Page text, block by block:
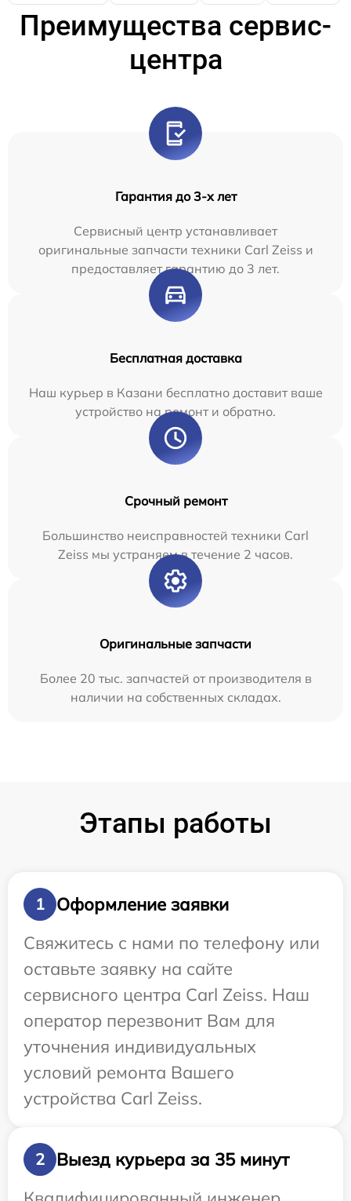
Преимущества сервис-
центра
Гарантия до 3-х лет
Сервисный центр устанавливает
оригинальные запчасти техники Carl Zeiss и
предоставляет гарантию до 3 лет.
Бесплатная доставка
Наш курьер в Казани бесплатно доставит ваше
устройство на ремонт и обратно.
Срочный ремонт
Большинство неисправностей техники Carl
Zeiss мы устраняем в течение 2 часов.
Оригинальные запчасти
Более 20 тыс. запчастей от производителя в
наличии на собственных складах.
Этапы работы
1
Оформление заявки
Свяжитесь с нами по телефону или
оставьте заявку на сайте
сервисного центра Carl Zeiss. Наш
оператор перезвонит Вам для
уточнения индивидуальных
условий ремонта Вашего
устройства Carl Zeiss.
2
Выезд курьера за 35 минут